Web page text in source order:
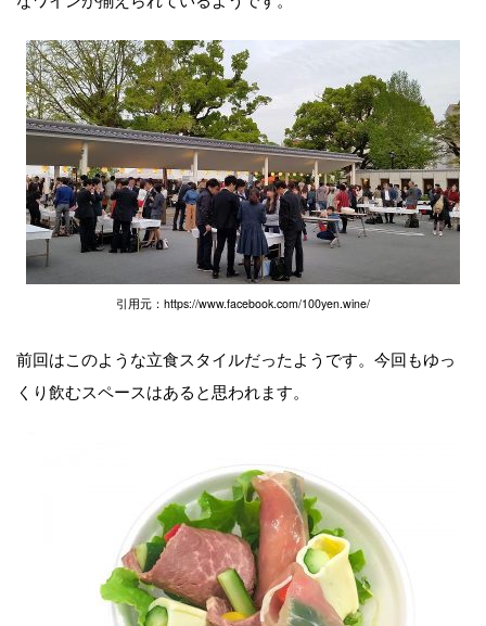
引用元：https://www.facebook.com/100yen.wine/
前回はこのような立食スタイルだったようです。今回もゆっ
くり飲むスペースはあると思われます。